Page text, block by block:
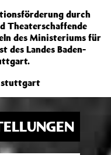
durch
Theaterschaffende
des Ministeriums für
des Landes Baden-